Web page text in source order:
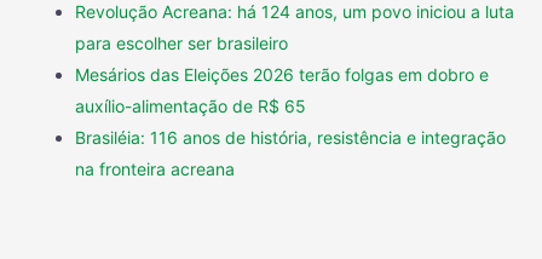
Revolução Acreana: há 124 anos, um povo iniciou a luta
para escolher ser brasileiro
Mesários das Eleições 2026 terão folgas em dobro e
auxílio-alimentação de R$ 65
Brasiléia: 116 anos de história, resistência e integração
na fronteira acreana